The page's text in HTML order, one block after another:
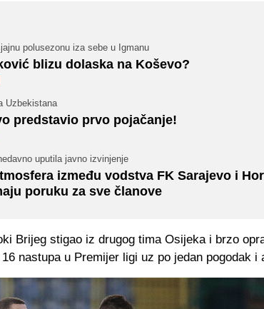
polusezonu iza sebe u Igmanu
blizu dolaska na Koševo?
Uzbekistana
predstavio prvo pojačanje!
uputila javno izvinjenje
između vodstva FK Sarajevo i
poruku za sve članove
Brijeg stigao iz drugog tima Osijeka i brzo
nastupa u Premijer ligi uz po jedan pogodak i